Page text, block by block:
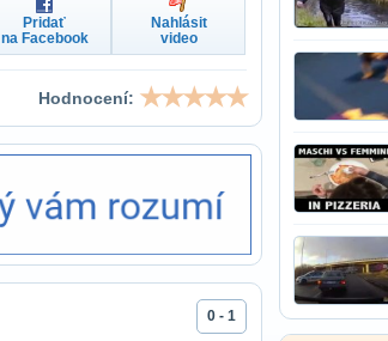
Pridať
na Facebook
Nahlásit
video
Hodnocení:
0 - 1